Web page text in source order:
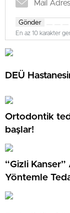
Gönder
En az 10 karakter
DEÜ
Ortodontik
başlar!
“Gizli Kanser”
Yöntemle